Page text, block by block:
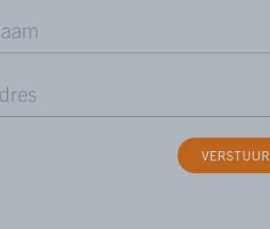
VERSTUUR